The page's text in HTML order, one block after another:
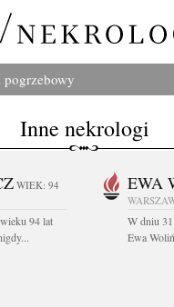
pogrzebowy
Inne nekrologi
WIEK: 94
94 lat
EWA
W dniu
Ewa